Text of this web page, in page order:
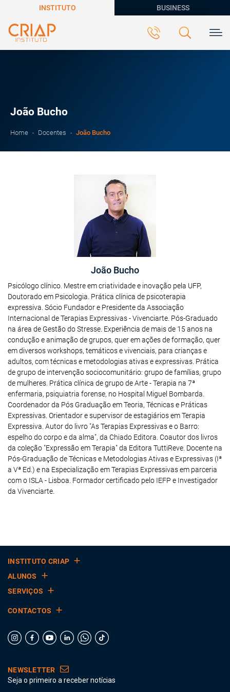
INSTITUTO BUSINESS
João Bucho
Home Docentes João Bucho
João Bucho
Psicólogo clínico. Mestre em criatividade e inovação pela UFP,
Doutorado em Psicologia. Prática clínica de psicoterapia
expressiva. Sócio Fundador e Presidente da Associação
Internacional de Terapias Expressivas - Vivenciarte. Pós-Graduado
na área de Gestão do Stresse. Experiência de mais de 15 anos na
condução e animação de grupos, quer em ações de formação, quer
em diversos workshops, temáticos e vivenciais, para crianças e
adultos, com técnicas e metodologias ativas e expressivas. Prática
de grupo de intervenção sociocomunitário: grupo de famílias, grupo
de mulheres. Prática clínica de grupo de Arte - Terapia na 7ª
enfermaria, psiquiatria forense, no Hospital Miguel Bombarda.
Coordenador da Pós Graduação em Teoria, Técnicas e Práticas
Expressivas. Orientador e supervisor de estagiários em Terapia
Expressiva. Autor do livro "As Terapias Expressivas e o Barro:
espelho do corpo e da alma", da Chiado Editora. Coautor dos livros
da coleção "Expressão em Terapia" da Editora TuttiReve. Docente na
Pós-Graduação de Técnicas e Metodologias Ativas e Expressivas (Iª
a Vª Ed.) e na Especialização em Terapias Expressivas em parceria
com o ISLA - Lisboa. Formador certificado pelo IEFP e Investigador
da Vivenciarte.
INSTITUTO CRIAP
ALUNOS
SERVIÇOS
CONTACTOS
NEWSLETTER
Seja o primeiro a receber notícias